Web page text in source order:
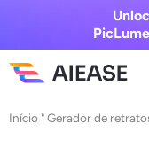
Casa
Início "Gerador de